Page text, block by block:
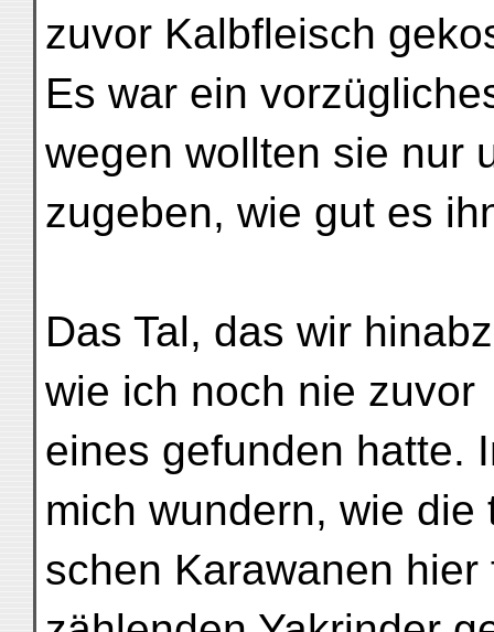
zuvor Kalbfleisch
Es war ein
wegen wollten sie nur
zugeben, wie gut es
Das Tal, das wir
wie ich noch nie zuvor
eines gefunden hatte.
mich wundern, wie die
schen Karawanen